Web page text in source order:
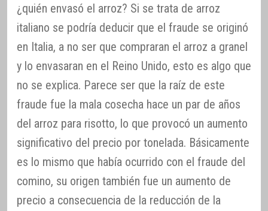
¿quién envasó el arroz? Si se trata de arroz
italiano se podría deducir que el fraude se originó
en Italia, a no ser que compraran el arroz a granel
y lo envasaran en el Reino Unido, esto es algo que
no se explica. Parece ser que la raíz de este
fraude fue la mala cosecha hace un par de años
del arroz para risotto, lo que provocó un aumento
significativo del precio por tonelada. Básicamente
es lo mismo que había ocurrido con el fraude del
comino, su origen también fue un aumento de
precio a consecuencia de la reducción de la